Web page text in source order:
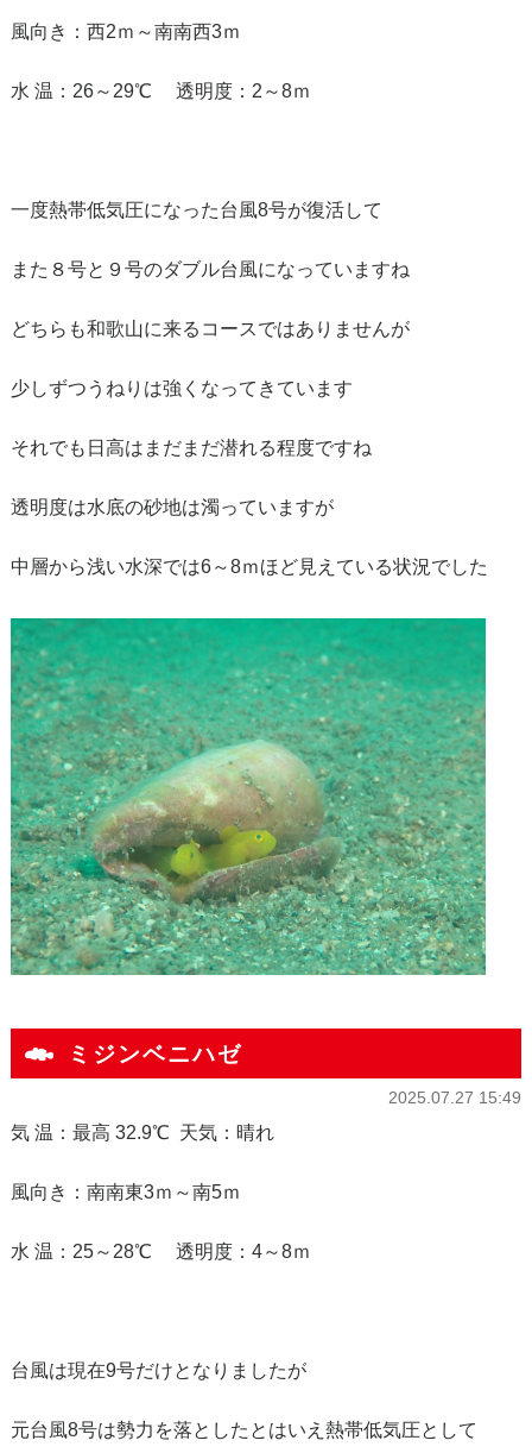
風向き：西2ｍ～南南西3ｍ
水 温：26～29℃ 透明度：2～8ｍ
一度熱帯低気圧になった台風8号が復活して
また８号と９号のダブル台風になっていますね
どちらも和歌山に来るコースではありませんが
少しずつうねりは強くなってきています
それでも日高はまだまだ潜れる程度ですね
透明度は水底の砂地は濁っていますが
中層から浅い水深では6～8ｍほど見えている状況でした
ミジンベニハゼ
2025.07.27 15:49
気 温：最高 32.9℃ 天気：晴れ
風向き：南南東3ｍ～南5ｍ
水 温：25～28℃ 透明度：4～8ｍ
台風は現在9号だけとなりましたが
元台風8号は勢力を落としたとはいえ熱帯低気圧として